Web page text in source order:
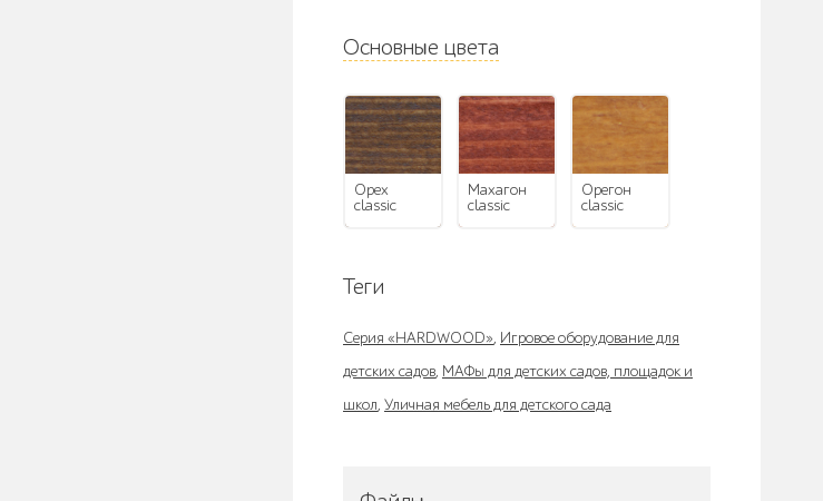
Основные цвета
орех
classic
махагон
classic
орегон
classic
Теги
Серия «HARDWOOD», Игровое оборудование для
детских садов, МАФы для детских садов, площадок и
школ, Уличная мебель для детского сада